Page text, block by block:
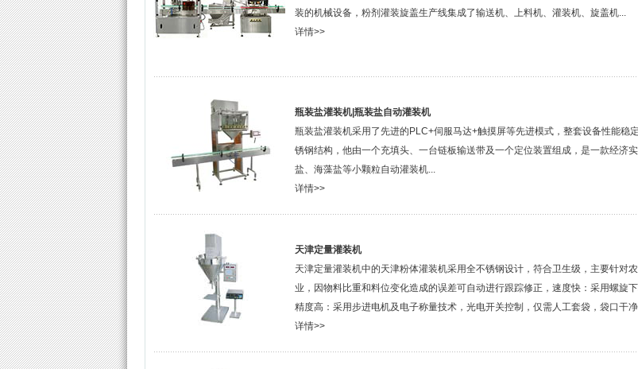
装的机械设备，粉剂灌装旋盖生产线集成了输送机、上料机、灌装机、旋盖机...
详情>>
瓶装盐灌装机|瓶装盐自动灌装机
瓶装盐灌装机采用了先进的PLC+伺服马达+触摸屏等先进模式，整套设备性能稳
锈钢结构，他由一个充填头、一台链板输送带及一个定位装置组成，是一款经济
盐、海藻盐等小颗粒自动灌装机...
详情>>
天津定量灌装机
天津定量灌装机中的天津粉体灌装机采用全不锈钢设计，符合卫生级，主要针对
业，因物料比重和料位变化造成的误差可自动进行跟踪修正，速度快：采用螺旋下
精度高：采用步进电机及电子称量技术，光电开关控制，仅需人工套袋，袋口干
详情>>